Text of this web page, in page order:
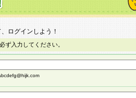
ログインしよう！
ず入力してください。